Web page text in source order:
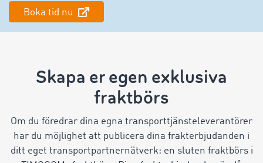
Boka tid nu
Skapa er egen exklusiva
fraktbörs
Om du föredrar dina egna transporttjänsteleverantörer
har du möjlighet att publicera dina frakterbjudanden i
ditt eget transportpartnernätverk: en sluten fraktbörs i